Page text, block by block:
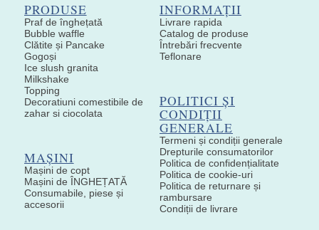
PRODUSE
Praf de înghețată
Bubble waffle
Clătite și Pancake
Gogoși
Ice slush granita
Milkshake
Topping
Decoratiuni comestibile de
zahar si ciocolata
MAȘINI
Mașini de copt
Mașini de ÎNGHEȚATĂ
Consumabile, piese și
accesorii
INFORMAȚII
Livrare rapida
Catalog de produse
Întrebări frecvente
Teflonare
POLITICI ȘI
CONDIȚII
GENERALE
Termeni și condiții generale
Drepturile consumatorilor
Politica de confidențialitate
Politica de cookie-uri
Politica de returnare și
rambursare
Condiții de livrare